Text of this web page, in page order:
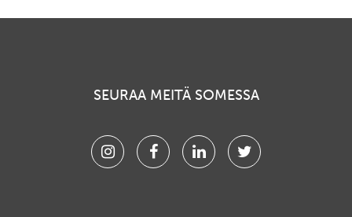
SEURAA MEITÄ SOMESSA
InstagramFacebookLinkedinTwitter